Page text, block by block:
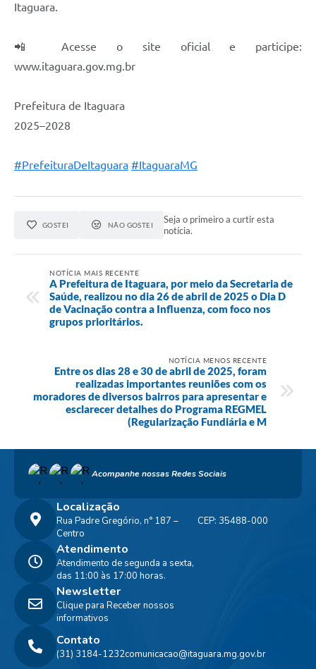
Itaguara.
📲 Acesse o site oficial e participe:
www.itaguara.gov.mg.br
Prefeitura de Itaguara
2025–2028
#PrefeituraDeItaguara #ItaguaraMG
GOSTEI NÃO GOSTEI
Seja o primeiro a curtir esta
notícia.
NOTÍCIA MAIS RECENTE
A Prefeitura de Itaguara, por meio da Secretaria de
Saúde, realizou no dia 26 de abril de 2025 o Dia D
de Vacinação contra a Influenza, com foco nos
grupos prioritários.
NOTÍCIA MENOS RECENTE
Entre os dias 28 e 30 de abril de 2025, foram
realizadas importantes reuniões com os
moradores de diversos bairros para apresentar e
esclarecer detalhes do Programa REGMEL
(Regularização Fundiária e M
Acompanhe nossas Redes Sociais
Localização
Rua Padre Gregório, n° 187 –
Centro
CEP: 35488-000
Contato
(31) 3184-1232comunicacao@itaguara.mg.gov.br
Atendimento
Atendimento de segunda a sexta,
das 11:00 às 17:00 horas.
Newsletter
Clique para Receber nossos
informativos